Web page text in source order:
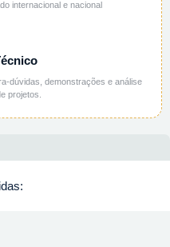
internacional e nacional
dúvidas, demonstrações e análise
projetos.